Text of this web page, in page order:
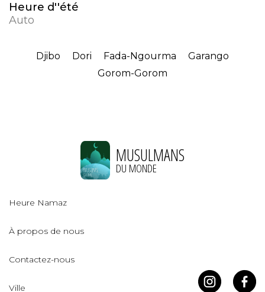
Heure d''été
Auto
Djibo Dori Fada-Ngourma
Garango
Gorom-Gorom
MUSULMANS
DU MONDE
Heure Namaz
À propos de nous
Contactez-nous
Ville